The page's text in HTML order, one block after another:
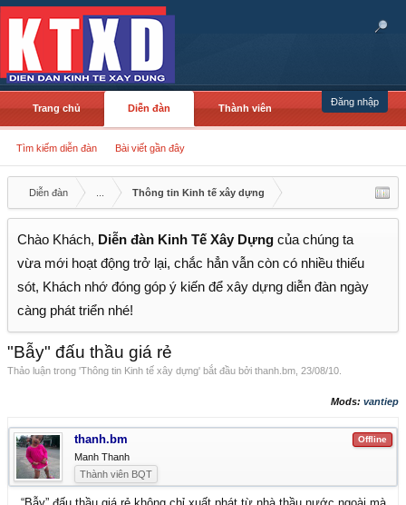
Đăng nhập
Trang chủ Diễn đàn
Tìm kiếm diễn đàn Bài viết gần đây
Thành viên
Diễn đàn Thông tin Kinh tế xây dựng
Chào Khách, Diễn đàn Kinh Tế Xây Dựng của chúng ta
vừa mới hoạt động trở lại, chắc hẳn vẫn còn có nhiều thiếu
sót, Khách nhớ đóng góp ý kiến để xây dựng diễn đàn ngày
càng phát triển nhé!
"Bẫy" đấu thầu giá rẻ
Thảo luận trong 'Thông tin Kinh tế xây dựng' bắt đầu bởi thanh.bm 23/08/10
Mods: vantiep
Offline
thanh.bm
Manh Thanh
Thành viên BQT